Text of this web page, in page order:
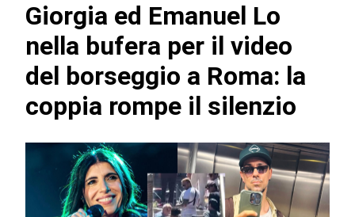
Giorgia ed Emanuel Lo
nella bufera per il video
del borseggio a Roma: la
coppia rompe il silenzio